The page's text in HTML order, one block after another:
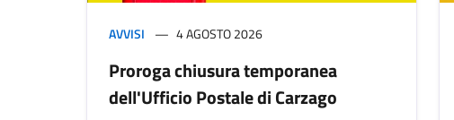
AVVISI 4 AGOSTO 2026
Proroga chiusura temporanea
dell'Ufficio Postale di Carzago